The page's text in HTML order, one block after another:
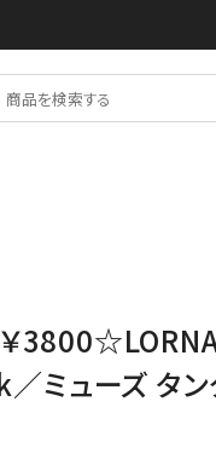
ミューズ タン